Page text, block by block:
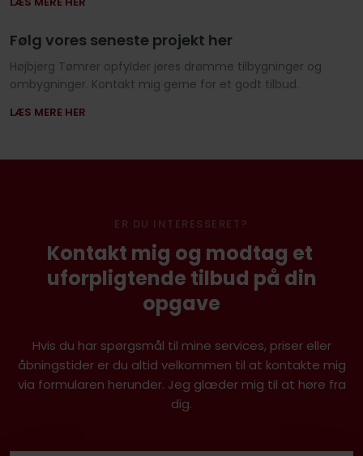
Følg vores seneste projekt her
​Højbjerg Tømrer opfylder jeres drømme tilbygninger og
ombygninger. Kontakt mig gerne for et godt tilbud.
LÆS MERE HER
ER DU INTERESSERET?
Kontakt mig og modtag et ​
uforpligtende tilbud på din
opgave
Hvis du har spørgsmål til mine services, priser eller
åbningstider er du altid velkommen til at kontakte mig
via formularen herunder. Jeg glæder mig til at høre fra
dig.